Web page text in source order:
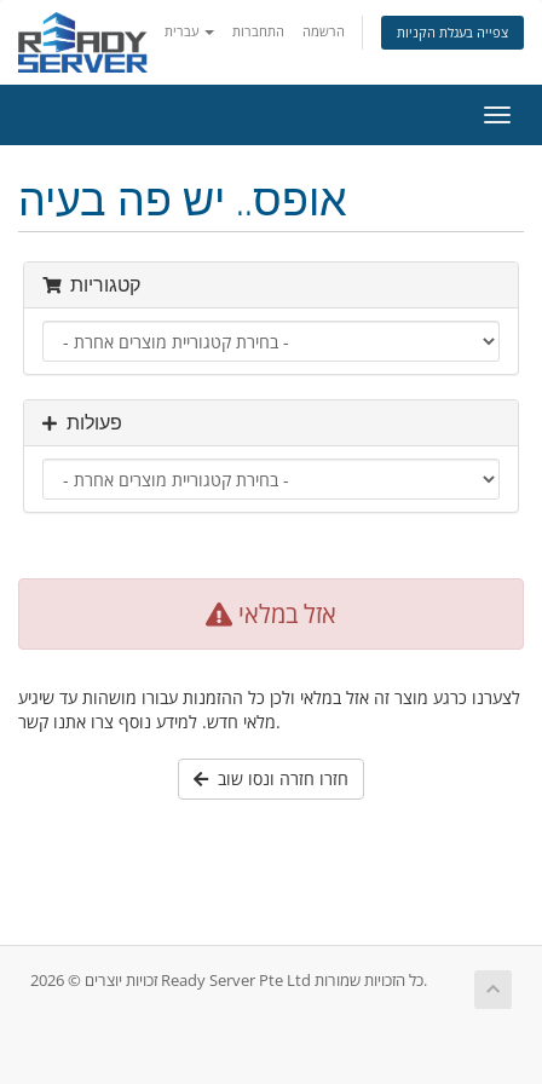
התחברות הרשמה צפייה בעגלת הקניות
ניווט
אופס.. יש פה בעיה
קטגוריות
פעולות
אזל במלאי
לצערנו כרגע מוצר זה אזל במלאי ולכן כל ההזמנות עבורו מושהות עד שיגיע
מלאי חדש. למידע נוסף צרו אתנו קשר.
חזרו חזרה ונסו שוב
זכויות יוצרים © 2026 Ready Server Pte Ltd כל הזכויות שמורות.